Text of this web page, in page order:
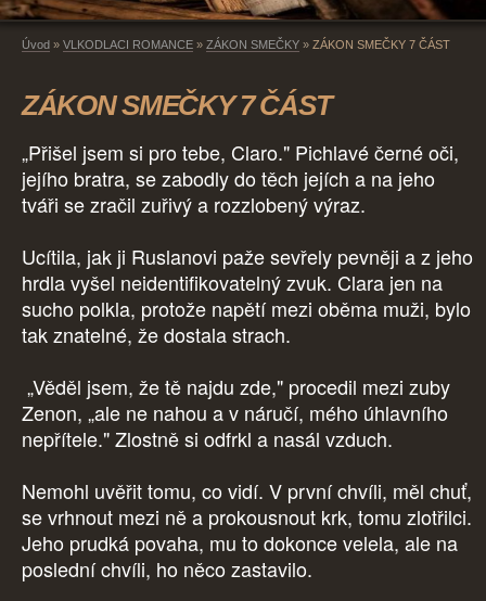
Úvod » VLKODLACI ROMANCE » ZÁKON SMEČKY » ZÁKON SMEČKY 7 ČÁST
ZÁKON SMEČKY 7 ČÁST
„Přišel jsem si pro tebe, Claro." Pichlavé černé oči,
jejího bratra, se zabodly do těch jejích a na jeho
tváři se zračil zuřivý a rozzlobený výraz.
Ucítila, jak ji Ruslanovi paže sevřely pevněji a z jeho
hrdla vyšel neidentifikovatelný zvuk. Clara jen na
sucho polkla, protože napětí mezi oběma muži, bylo
tak znatelné, že dostala strach.
„Věděl jsem, že tě najdu zde," procedil mezi zuby
Zenon, „ale ne nahou a v náručí, mého úhlavního
nepřítele." Zlostně si odfrkl a nasál vzduch.
Nemohl uvěřit tomu, co vidí. V první chvíli, měl chuť,
se vrhnout mezi ně a prokousnout krk, tomu zlotřilci.
Jeho prudká povaha, mu to dokonce velela, ale na
poslední chvíli, ho něco zastavilo.